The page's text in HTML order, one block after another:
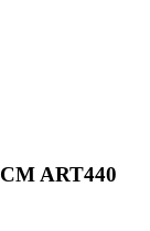
ART440